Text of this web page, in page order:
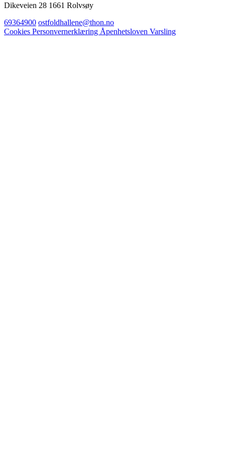
Dikeveien 28 1661 Rolvsøy
69364900 ostfoldhallene@thon.no
Cookies Personvernerklæring Åpenhetsloven Varsling